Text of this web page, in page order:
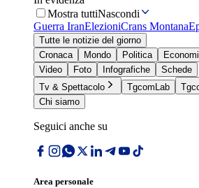
Mostra tuttiNascondi
Guerra IranElezioniCrans Montana
Tutte le notizie del giorno
Cronaca
Mondo Politica
Video
Foto Infografiche
Schede
Tv & Spettacolo
TgcomLab
Chi siamo
Seguici anche su
Area personale